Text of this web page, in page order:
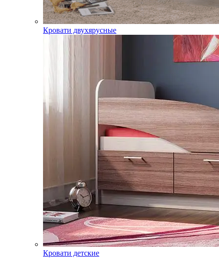
Кровати двухярусные
Кровати детские